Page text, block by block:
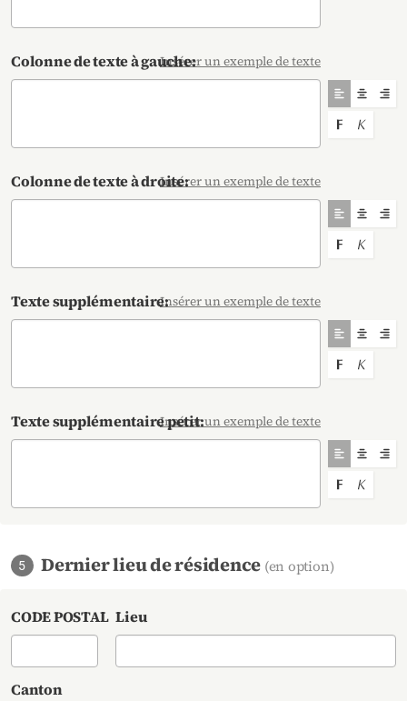
Colonne de texte à gauche:Insérer un exemple de texte
Aligner le
Aligner
Mettre le
Mettre
Colonne de texte à droite:Insérer un exemple de texte
Aligner le
Aligner
Mettre le
Mettre
Texte supplémentaire:Insérer un exemple de texte
Aligner le
Aligner
Mettre le
Mettre
Texte supplémentaire petit:Insérer un exemple de texte
Aligner le
Aligner
Mettre le
Mettre
5 Dernier lieu de résidence (en option)
CODE POSTAL Lieu
Canton